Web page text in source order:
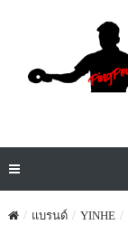
แบรนด์ YINHE